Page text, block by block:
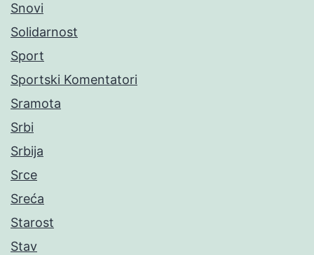
Snovi
Solidarnost
Sport
Sportski Komentatori
Sramota
Srbi
Srbija
Srce
Sreća
Starost
Stav